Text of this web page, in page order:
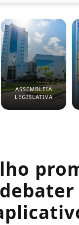
ASSEMBLEIA
LEGISLATIVA